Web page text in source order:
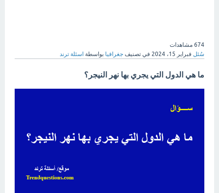
674 مشاهدات
سُئل فبراير 15، 2024 في تصنيف جغرافيا بواسطة اسئلة ترند
ما هي الدول التي يجري بها نهر النيجر؟